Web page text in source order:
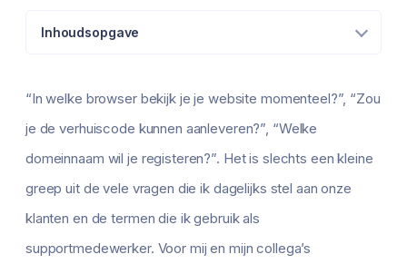
Inhoudsopgave
“In welke browser bekijk je je website momenteel?”, “Zou
je de verhuiscode kunnen aanleveren?”, “Welke
domeinnaam wil je registeren?”. Het is slechts een kleine
greep uit de vele vragen die ik dagelijks stel aan onze
klanten en de termen die ik gebruik als
supportmedewerker. Voor mij en mijn collega’s